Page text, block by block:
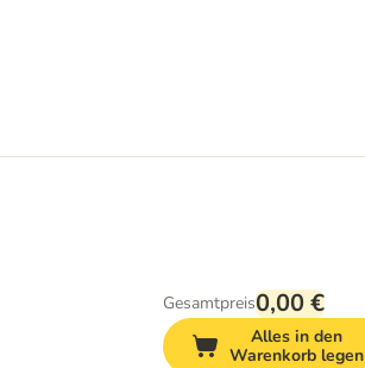
Gesamtpreis0,00 €
Alles in den
Warenkorb legen